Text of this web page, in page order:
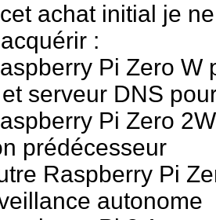
achat initial je
:
Pi Zero W
serveur DNS
Pi Zero
prédécesseur
Raspberry Pi
autonome